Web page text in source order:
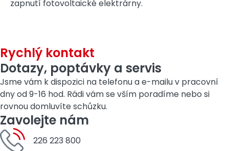
zapnutí fotovoltaické elektrárny.
Rychlý kontakt
Dotazy, poptávky a servis
Jsme vám k dispozici na telefonu a e-mailu v pracovní
dny od 9-16 hod. Rádi vám se vším poradíme nebo si
rovnou domluvíte schůzku.
Zavolejte nám
226 223 800